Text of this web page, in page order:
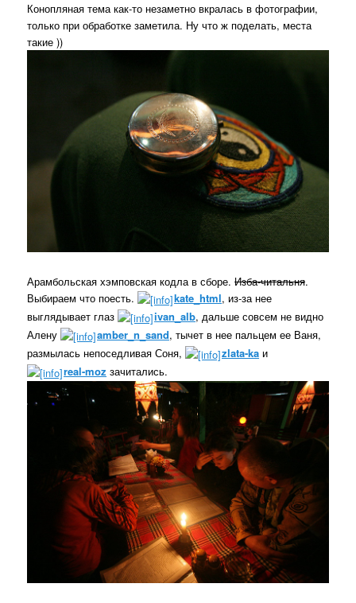
Конопляная тема как-то незаметно вкралась в фотографии,
только при обработке заметила. Ну что ж поделать, места
такие ))
Арамбольская хэмповская кодла в сборе.Изба-читальня.
Выбираем что поесть.
kate_html, из-за нее
выглядывает глаз
ivan_alb, дальше совсем не видно
Алену
amber_n_sand, тычет в нее пальцем ее Ваня,
размылась непоседливая Соня,
zlata-ka и
real-moz зачитались.